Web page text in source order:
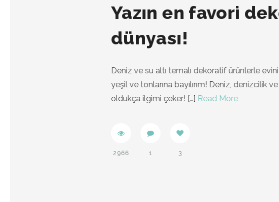
Yazın en favori
dünyası!
Deniz ve su altı temalı dekoratif ürünlerle
yeşil ve tonlarına bayılırım! Deniz, denizcilik
oldukça ilgimi çeker! […] Read More
2966 1 3